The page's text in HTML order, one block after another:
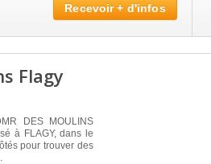
Recevoir + d'infos
Flagy
DES MOULINS
à FLAGY, dans le
pour trouver des